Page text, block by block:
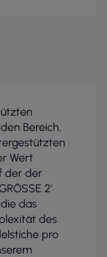
Bereich,
Wert
der der
2'
das
des
pro